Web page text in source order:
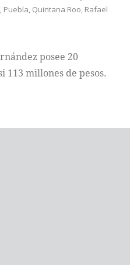
, Puebla, Quintana Roo, Rafael
posee 20
113 millones de pesos.